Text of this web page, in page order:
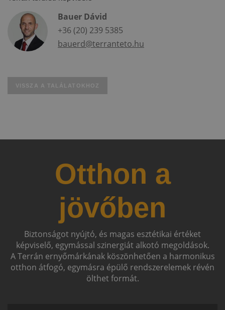
Bauer Dávid
+36 (20) 239 5385
bauerd@terranteto.hu
VISSZA A TALÁLATOKHOZ
Otthon a
jövőben
Biztonságot nyújtó, és magas esztétikai értéket
képviselő, egymással szinergiát alkotó megoldások.
A Terrán ernyőmárkának köszönhetően a harmonikus
otthon átfogó, egymásra épülő rendszerelemek révén
ölthet formát.